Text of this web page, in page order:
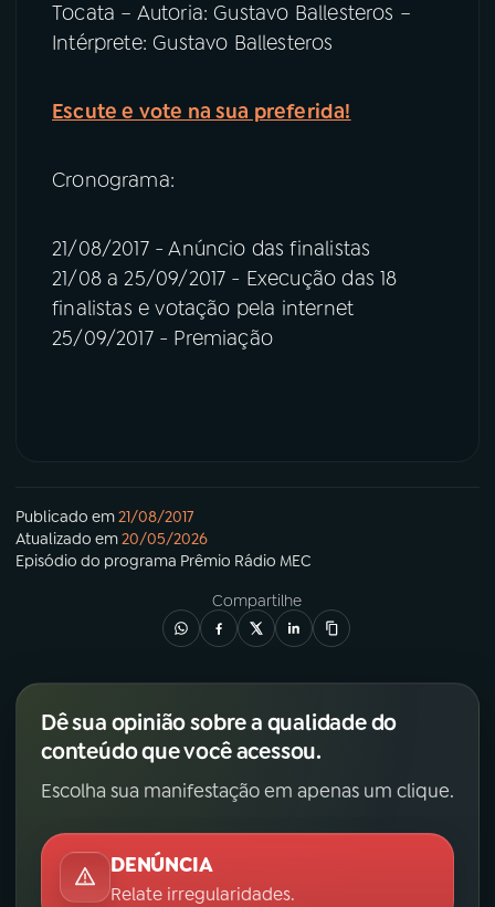
Tocata – Autoria: Gustavo Ballesteros –
Intérprete: Gustavo Ballesteros
Escute e vote na sua preferida!
Cronograma:
21/08/2017 - Anúncio das finalistas
21/08 a 25/09/2017 - Execução das 18
finalistas e votação pela internet
25/09/2017 - Premiação
Publicado em21/08/2017
Atualizado em20/05/2026
Episódio do programa Prêmio Rádio MEC
Compartilhe
Dê sua opinião sobre a qualidade do
conteúdo que você acessou.
Escolha sua manifestação em apenas um clique.
DENÚNCIA
Relate irregularidades.